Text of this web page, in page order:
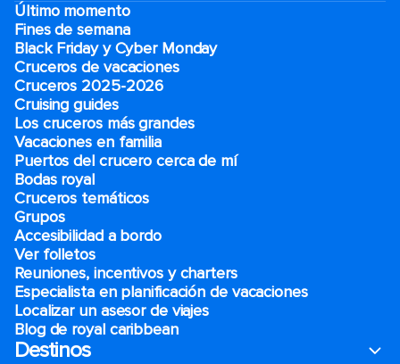
Último momento
Fines de semana
Black Friday y Cyber Monday
Cruceros de vacaciones
Cruceros 2025-2026
Cruising guides
Los cruceros más grandes
Vacaciones en familia
Puertos del crucero cerca de mí
Bodas royal
Cruceros temáticos
Grupos
Accesibilidad a bordo
Ver folletos
Reuniones, incentivos y charters​
Especialista en planificación de vacaciones
Localizar un asesor de viajes
Blog de royal caribbean
Destinos